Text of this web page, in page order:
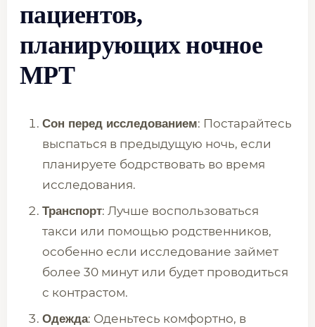
пациентов,
планирующих ночное
МРТ
Сон перед исследованием: Постарайтесь
выспаться в предыдущую ночь, если
планируете бодрствовать во время
исследования.
Транспорт: Лучше воспользоваться
такси или помощью родственников,
особенно если исследование займет
более 30 минут или будет проводиться
с контрастом.
Одежда: Оденьтесь комфортно, в